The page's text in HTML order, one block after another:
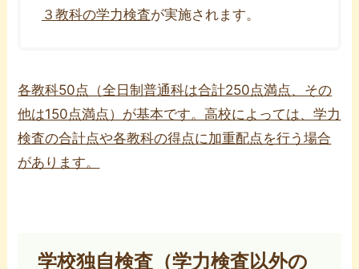
３教科の学力検査が実施されます。
各教科50点（全日制普通科は合計250点満点、その
他は150点満点）が基本です。高校によっては、学力
検査の合計点や各教科の得点に加重配点を行う場合
があります。
学校独自検査（学力検査以外の